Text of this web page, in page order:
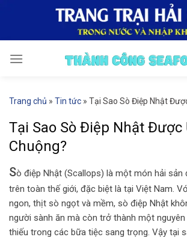
Trang chủ » Tin tức » Tại Sao Sò Điệp Nhật
Tại Sao Sò Điệp Nhật Được
Chuộng?
Sò điệp Nhật (Scallops) là một món hải sản
trên toàn thế giới, đặc biệt là tại Việt Nam.
ngon, thịt sò ngọt và mềm, sò điệp Nhật
người sành ăn mà còn trở thành một
thiếu trong các bữa tiệc sang trọng. Vậy tại